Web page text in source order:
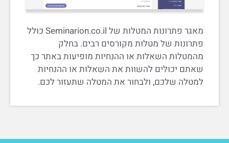
מאגר פתרונות המטלות של Seminarion.co.il כולל
פתרונות של מטלות מקורסים רבים. בחלק
מהמטלות השאלות או ההנחיות מופיעות באתר כך
שאתם יכולים להשוות את השאלות או ההנחיות
למטלה שלכם, ולבחור את המטלה שתעזור לכם.